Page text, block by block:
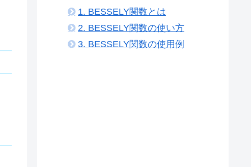
1. BESSELY関数とは
2. BESSELY関数の使い方
3. BESSELY関数の使用例